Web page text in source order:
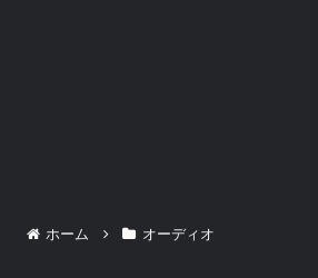
ホーム オーディオ